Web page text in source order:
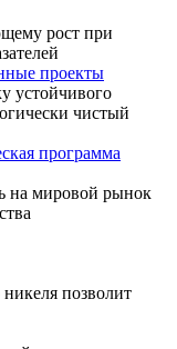
рост при
проекты
устойчивого
чистый
программа
на мировой рынок
никеля позволит